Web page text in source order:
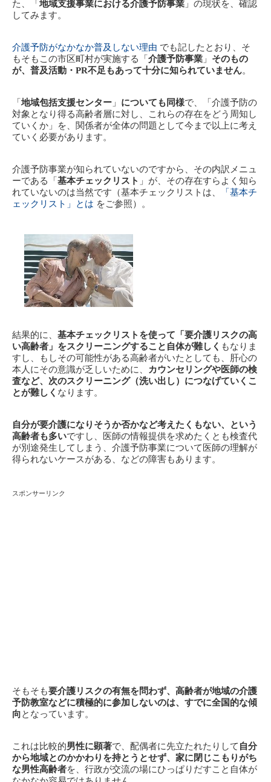
た、「 地域支援事業における介護予防事業 」の現状を、確認
してみます。
介護予防がなかなか普及しない理由 でも記したとおり、そ
もそもこの市区町村が実施する「 介護予防事業 」 そのもの
が、普及活動・PR不足もあって十分に知られていません。
「 地域包括支援センター 」 についても同様で、「介護予防の
対象となり得る高齢者層に対し、これらの存在をどう周知し
ていくか」を、関係者が全体の問題として今まで以上に考え
ていく必要があります。
介護予防事業が知られていないのですから、その内訳メニュ
ーである「 基本チェックリスト 」が、その存在すらよく知ら
れていないのは当然です（基本チェックリストは、
「基本チ
ェックリスト」とは をご参照）。
結果的に、 基本チェックリストを使って「要介護リスクの高
い高齢者」をスクリーニングすること自体が難しく もなりま
すし、もしその可能性がある高齢者がいたとしても、肝心の
本人にその意識が乏しいために、
カウンセリングや医師の検
査など、次のスクリーニング（洗い出し）につなげていくこ
とが難しく なります。
自分が要介護になりそうか否かなど考えたくもない、という
高齢者も多いですし、医師の情報提供を求めたくとも検査代
が別途発生してしまう、介護予防事業について医師の理解が
得られないケースがある、などの障害もあります。
スポンサーリンク
そもそも要介護リスクの有無を問わず、高齢者が地域の介護
予防教室などに積極的に参加しないのは、すでに全国的な傾
向となっています。
これは比較的男性に顕著で、配偶者に先立たれたりして 自分
から地域とのかかわりを持とうとせず、家に閉じこもりがち
な男性高齢者を、行政が交流の場にひっぱりだすこと自体が